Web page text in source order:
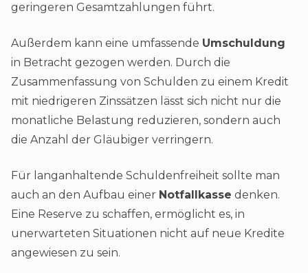
geringeren Gesamtzahlungen führt.
Außerdem kann eine umfassende Umschuldung
in Betracht gezogen werden. Durch die
Zusammenfassung von Schulden zu einem Kredit
mit niedrigeren Zinssätzen lässt sich nicht nur die
monatliche Belastung reduzieren, sondern auch
die Anzahl der Gläubiger verringern.
Für langanhaltende Schuldenfreiheit sollte man
auch an den Aufbau einer Notfallkasse denken.
Eine Reserve zu schaffen, ermöglicht es, in
unerwarteten Situationen nicht auf neue Kredite
angewiesen zu sein.